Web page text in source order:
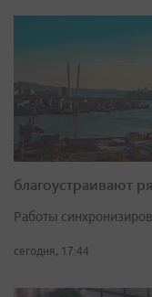
благоустраивают
Работы
сегодня, 17:44